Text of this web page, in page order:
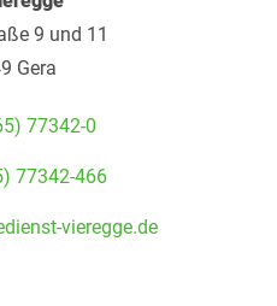
9 und 11
Gera
77342-0
77342-466
vieregge.de